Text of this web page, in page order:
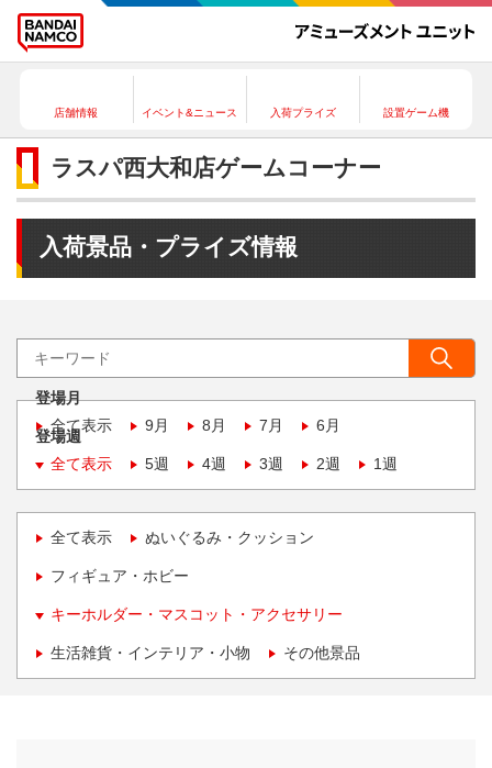
店舗情報 イベント&ニュース 入荷プライズ 設置ゲーム機
ラスパ西大和店ゲームコーナー
入荷景品・プライズ情報
登場月
全て表示
9月 8月 7月 6月
登場週
全て表示
5週 4週 3週 2週 1週
全て表示 ぬいぐるみ・クッション
フィギュア・ホビー
キーホルダー・マスコット・アクセサリー
生活雑貨・インテリア・小物 その他景品